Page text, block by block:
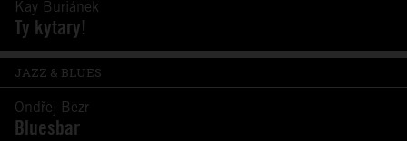
Kay Buriánek
Ty kytary!
JAZZ & BLUES
Ondřej Bezr
Bluesbar